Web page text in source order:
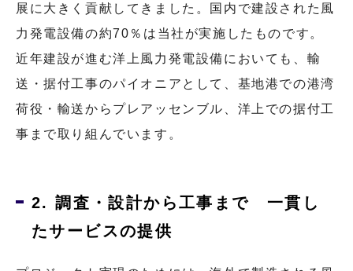
展に大きく貢献してきました。国内で建設された風
力発電設備の約70％は当社が実施したものです。
近年建設が進む洋上風力発電設備においても、輸
送・据付工事のパイオニアとして、基地港での港湾
荷役・輸送からプレアッセンブル、洋上での据付工
事まで取り組んでいます。
2. 調査・設計から工事まで 一貫し
たサービスの提供